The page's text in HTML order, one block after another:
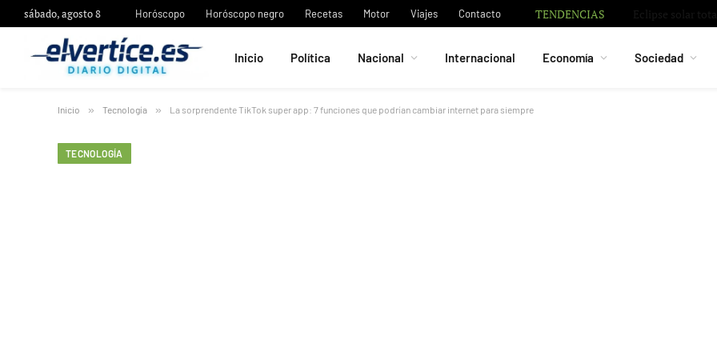
sábado, agosto 8 Horóscopo Horóscopo negro Recetas Motor Viajes Contacto
TENDENCIAS
Inicio Política Nacional Internacional Economía Sociedad
Inicio » Tecnología » La sorprendente TikTok super app: 7 funciones que podrían cambiar internet para siempre
TECNOLOGÍA